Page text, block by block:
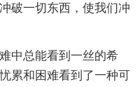
破一切东西，使我们冲
中总能看到一丝的希
累和困难看到了一种可